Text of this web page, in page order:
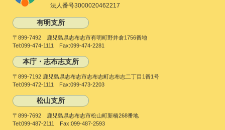
法人番号3000020462217
有明支所
〒899-7492 鹿児島県志布志市有明町野井倉1756番地
Tel:099-474-1111 Fax:099-474-2281
本庁・志布志支所
〒899-7192 鹿児島県志布志市志布志町志布志二丁目1番1号
Tel:099-472-1111 Fax:099-473-2203
松山支所
〒899-7692 鹿児島県志布志市松山町新橋268番地
Tel:099-487-2111 Fax:099-487-2593